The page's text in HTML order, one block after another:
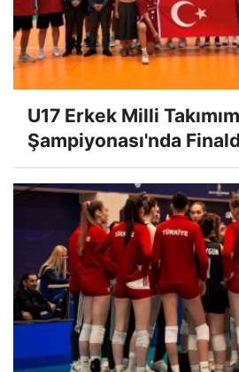
U17 Erkek Milli
Şampiyonası'nda